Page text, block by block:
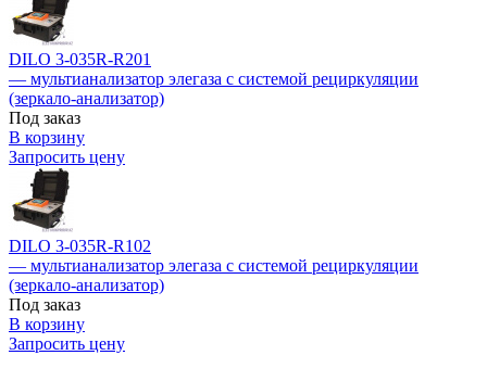
DILO 3-035R-R201
— мультианализатор элегаза с системой рециркуляции
(зеркало-анализатор)
Под заказ
В корзину
Запросить цену
DILO 3-035R-R102
— мультианализатор элегаза с системой рециркуляции
(зеркало-анализатор)
Под заказ
В корзину
Запросить цену